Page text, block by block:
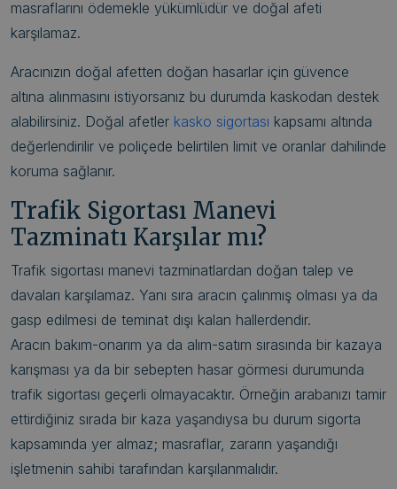
masraflarını ödemekle yükümlüdür ve doğal afeti
karşılamaz.
Aracınızın doğal afetten doğan hasarlar için güvence
altına alınmasını istiyorsanız bu durumda kaskodan destek
alabilirsiniz. Doğal afetler kasko sigortası kapsamı altında
değerlendirilir ve poliçede belirtilen limit ve oranlar dahilinde
koruma sağlanır.
Trafik Sigortası Manevi
Tazminatı Karşılar mı?
Trafik sigortası manevi tazminatlardan doğan talep ve
davaları karşılamaz. Yanı sıra aracın çalınmış olması ya da
gasp edilmesi de teminat dışı kalan hallerdendir.
Aracın bakım-onarım ya da alım-satım sırasında bir kazaya
karışması ya da bir sebepten hasar görmesi durumunda
trafik sigortası geçerli olmayacaktır. Örneğin arabanızı tamir
ettirdiğiniz sırada bir kaza yaşandıysa bu durum sigorta
kapsamında yer almaz; masraflar, zararın yaşandığı
işletmenin sahibi tarafından karşılanmalıdır.